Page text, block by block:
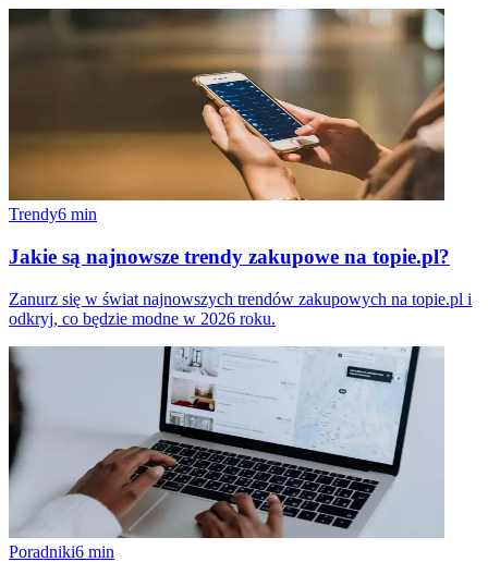
Trendy6 min
Jakie są najnowsze trendy zakupowe na topie.pl?
Zanurz się w świat najnowszych trendów zakupowych na topie.pl i
odkryj, co będzie modne w 2026 roku.
Poradniki6 min